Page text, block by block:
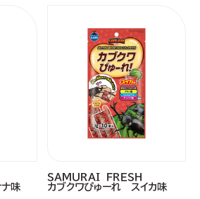
味
ＳＡＭＵＲＡＩ ＦＲＥＳＨ
カブクワぴゅーれ スイカ味